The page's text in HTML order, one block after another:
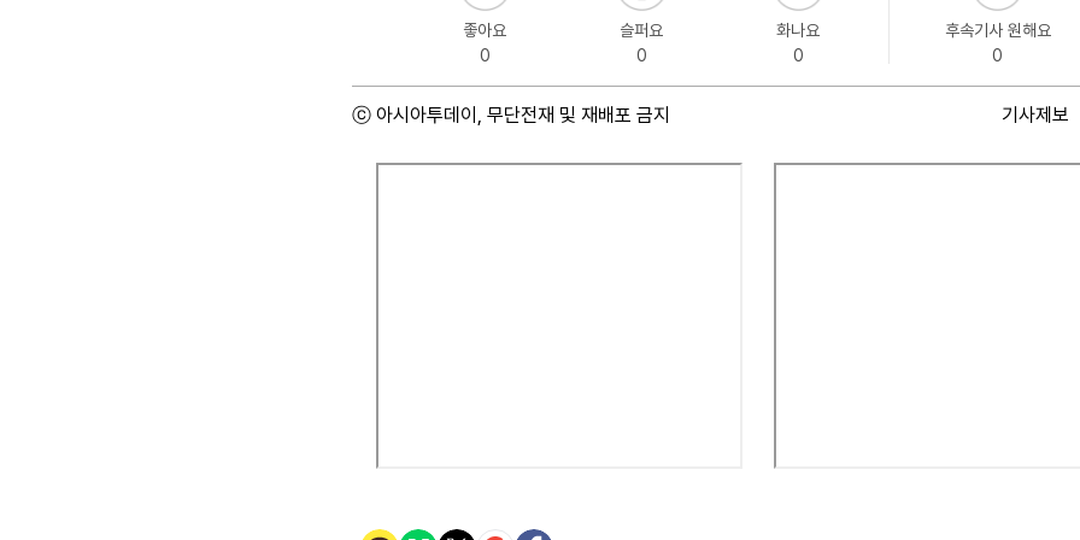
좋아요
0
슬퍼요
0
화나요
0
후속기사 원해요
0
ⓒ 아시아투데이, 무단전재 및 재배포 금지 기사제보